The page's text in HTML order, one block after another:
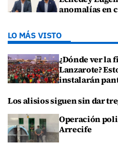
anomalías en
LO MÁS VISTO
¿Dónde ver la
Lanzarote?
instalarán
Los alisios siguen sin dar
Operación
Arrecife